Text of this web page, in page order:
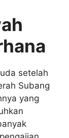
setelah
Subang
yang